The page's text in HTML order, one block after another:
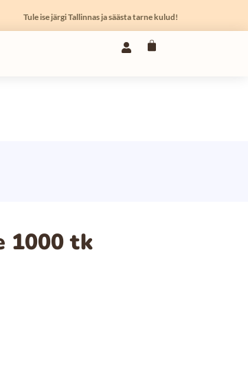
Tule ise järgi Tallinnas ja säästa tarne kulud!
1000 tk